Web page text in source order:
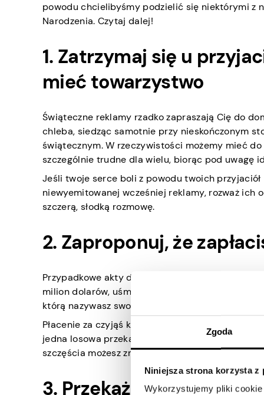
Zgoda
Niniejsza strona korzysta z
Wykorzystujemy pliki
powodu chcielibyśmy podzielić się niektórymi z
Narodzenia. Czytaj dalej!
1. Zatrzymaj się u
mieć towarzystwo
Świąteczne reklamy rzadko zapraszają Cię do
chleba, siedząc samotnie przy nieskończonym
świątecznym. W rzeczywistości możemy mieć
szczególnie trudne dla wielu, biorąc pod uwagę
Jeśli twoje serce boli z powodu twoich
niewyemitowanej wcześniej reklamy, rozważ ich
szczerą, słodką rozmowę.
2. Zaproponuj, że
Przypadkowe akty dobroci są tam, gdzie
milion dolarów, uśmiechy i łzy radości.
którą nazywasz swoją, to rozpieszczanie na
Płacenie za czyjąś kawę lub posiłek to prosta,
jedna losowa przekąska z
losowej restauracji
szczęścia możesz zmienić na lepsze czyjś cały
3. Przekaż ubrania i